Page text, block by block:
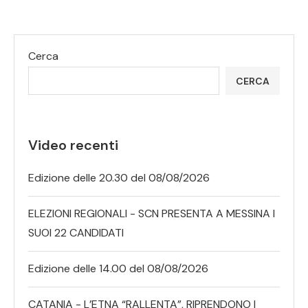
Cerca
CERCA
Video recenti
Edizione delle 20.30 del 08/08/2026
ELEZIONI REGIONALI - SCN PRESENTA A MESSINA I
SUOI 22 CANDIDATI
Edizione delle 14.00 del 08/08/2026
CATANIA - L’ETNA “RALLENTA”, RIPRENDONO I